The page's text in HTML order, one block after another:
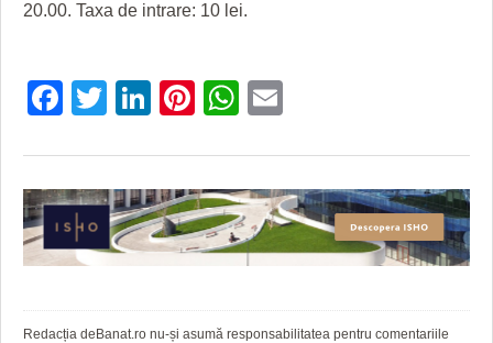
SFATUL MEDICULUI
20.00. Taxa de intrare: 10 lei.
Facebook
Twitter
LinkedIn
Pinterest
WhatsApp
Redacția deBanat.ro nu-și asumă responsabilitatea pentru comentariile